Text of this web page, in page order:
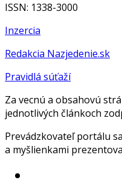
ISSN: 1338-3000
Inzercia
Redakcia Nazjedenie.sk
Pravidlá súťaží
Za vecnú a obsahovú
jednotlivých článkoch
Prevádzkovateľ portálu
a myšlienkami